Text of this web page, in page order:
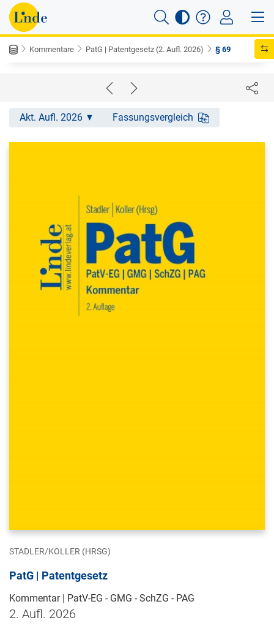
Kommentare PatG | Patentgesetz (2. Aufl. 2026) § 69
Akt. Aufl. 2026 Fassungsvergleich
STADLER/KOLLER (HRSG)
PatG | Patentgesetz
Kommentar | PatV-EG - GMG - SchZG - PAG
2. Aufl. 2026